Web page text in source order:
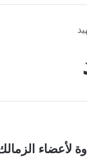
لأعضاء